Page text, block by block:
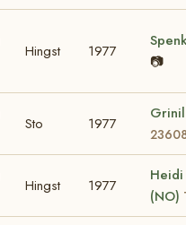
Hingst 1977
📷
Sto 1977
Hingst 1977
Heidi
(NO)